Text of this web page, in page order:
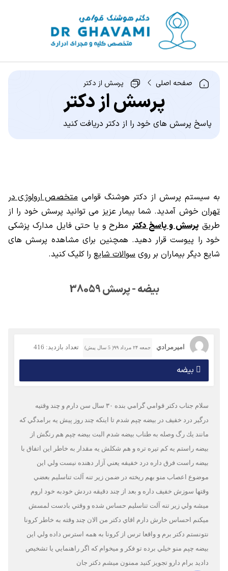
صفحه اصلی پرسش از دکتر
پرسش از دکتر
پاسخ پرسش های خود را از دکتر دریافت کنید
به سیستم پرسش از دکتر هوشنگ قوامی متخصص ارولوژی در
تهران خوش آمدید. شما بیمار عزیز می توانید پرسش خود را از
طریق پرسش و پاسخ دکتر مطرح و یا حتی فایل مدارک پزشکی
خود را پیوست قرار دهید. همچنین برای مشاهده پرسش های
شایع دیگر بیماران بر روی سوالات شایع را کلیک کنید.
بيضه - پرسش 38059
اميرمرادي جمعه ۲۴ مرداد ۹۹( 5 سال پیش) تعداد بازدید: 416
بیضه
سلام جناب دكتر قوامي گرامي بنده ٣٠ سال سن دارم و چند وقتيه
درگير درد خفيف در بيضه چپم شدم تا اينكه چند روز پيش يه برامدگي كه
مانند يك رگ وصله به طناب بيضه شدم البت بيضه چپم هم رنگش از
بيضه راستم يه كم تيره تره و هم شكلش يه مقدار به خاطر اين اتفاق با
بيضه راست فرق داره درد خفيفه يعني آزار دهنده نيست ولي اين
موضوع اعصاب منو بهم ريخته در ضمن زير تنه آلت تناسليم بعضي
وقتها سوزش خفيف داره و بعد از چند دقيقه دردش خودبه خود اروم
ميشه ولي زير تنه آلت تناسليم حساس شده و وقتي بادست لمسش
ميكنم احساس خارش دارم اقاي دكتر من الان چند وقته به خاطر كرونا
نتونستم دكتر برم و واقعا ترس از كرونا به همه استرس داده ولي اين
بيضه چپم منو خيلي برده تو فكر و ميخوام كه اگر راهنمايي يا تشخيص
داديد برام دارو تجويز كنيد ممنون ميشم دكتر جان